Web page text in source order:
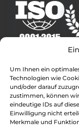
Um Ihnen ein
Technologien wie
und/oder darauf
zustimmen, können
eindeutige IDs auf
Einwilligung nicht
Merkmale und
Rolly Tasker Sails
Segelmacher